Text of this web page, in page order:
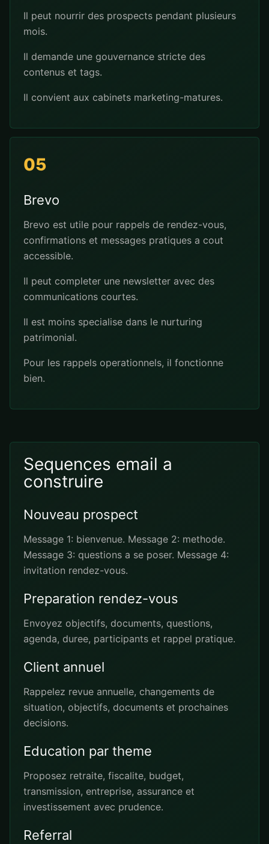
Il peut nourrir des prospects pendant plusieurs
mois.
Il demande une gouvernance stricte des
contenus et tags.
Il convient aux cabinets marketing-matures.
05
Brevo
Brevo est utile pour rappels de rendez-vous,
confirmations et messages pratiques a cout
accessible.
Il peut completer une newsletter avec des
communications courtes.
Il est moins specialise dans le nurturing
patrimonial.
Pour les rappels operationnels, il fonctionne
bien.
Sequences email a
construire
Nouveau prospect
Message 1: bienvenue. Message 2: methode.
Message 3: questions a se poser. Message 4:
invitation rendez-vous.
Preparation rendez-vous
Envoyez objectifs, documents, questions,
agenda, duree, participants et rappel pratique.
Client annuel
Rappelez revue annuelle, changements de
situation, objectifs, documents et prochaines
decisions.
Education par theme
Proposez retraite, fiscalite, budget,
transmission, entreprise, assurance et
investissement avec prudence.
Referral